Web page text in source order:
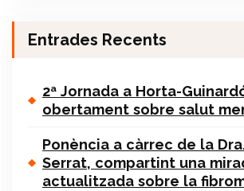
Entrades Recents
2ª Jornada a Horta-
obertament sobre salut
Ponència a càrrec de la
Serrat, compartint una
actualitzada sobre la